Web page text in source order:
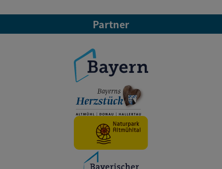
Partner